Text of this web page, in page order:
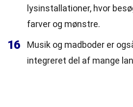
lysinstallationer, hvor
farver og mønstre.
16
Musik og madboder er
integreret del af mange